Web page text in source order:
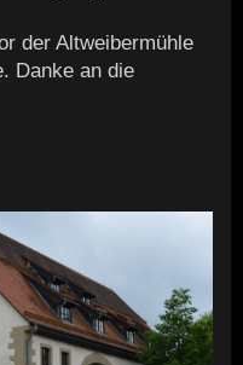
der Altweibermühle
Danke an die